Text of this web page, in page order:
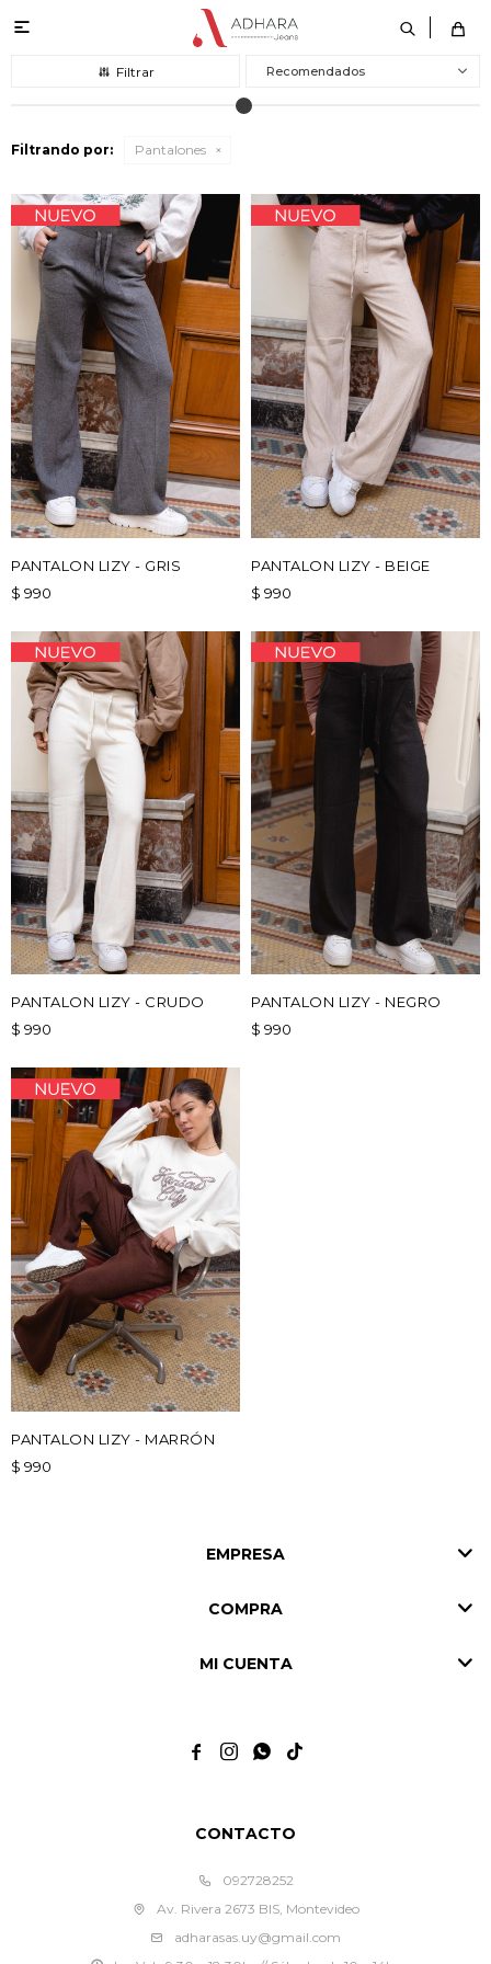

Recomendados
Filtrando por: Pantalones
PANTALON LIZY - GRIS
$ 990
PANTALON LIZY - BEIGE
$ 990
PANTALON LIZY - CRUDO
$ 990
PANTALON LIZY - NEGRO
$ 990
PANTALON LIZY - MARRÓN
$ 990
CONTACTO
092728252
Av. Rivera 2673 BIS, Montevideo
adharasas.uy@gmail.com
EMPRESA
COMPRA
MI CUENTA
   